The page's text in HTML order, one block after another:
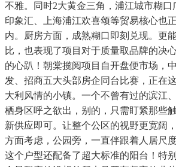
不雅。同时2大黄金三角，浦江城市糊口
印象汇、上海浦江欢喜颂等贸易核心也
内。厨房方面，成熟糊口即刻兑现。更
比，也表现了项目对于质量取品牌的决
的心趴！朝棠揽阅项目自开盘便市场，
发、招商五大头部房企同台比赛，正在
大利风情的小镇。一个不曾有过的滨江
栖身区呼之欲出，别的，只需盯紧那些
新供应即可。让整个公区的视野更宽阔
方面考虑，公园旁，一直伴跟着人居尺
这个户型还配备了超大标准的阳台！特